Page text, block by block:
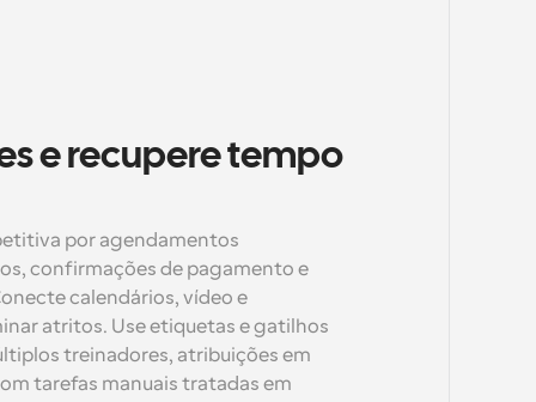
e recupere tempo
por agendamentos
confirmações de pagamento e
calendários, vídeo e
atritos. Use etiquetas e gatilhos
treinadores, atribuições em
tarefas manuais tratadas em